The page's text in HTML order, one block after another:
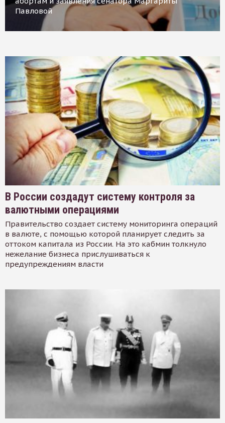
Павловой
В России создадут систему контроля за
валютными операциями
Правительство создает систему мониторинга операций
в валюте, с помощью которой планирует следить за
оттоком капитала из России. На это кабмин толкнуло
нежелание бизнеса прислушиваться к
предупреждениям власти